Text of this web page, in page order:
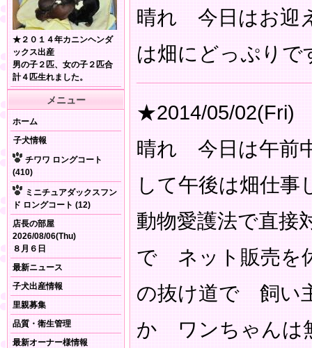
★２０１４年カニンヘンダ
ックス出産
男の子２匹、女の子２匹合
計４匹生れました。
メニュー
ホーム
子犬情報
チワワ ロングコート
(410)
ミニチュアダックスフン
ド ロングコート (12)
店長の部屋
2026/08/06(Thu)
８月６日
最新ニュース
子犬出産情報
里親募集
品質・衛生管理
最新オーナー様情報
晴れ 今日はお迎
は畑にどっぷりで
★2014/05/02(Fri)
晴れ 今日は午前
して午後は畑仕事
動物愛護法で直接
で ネット販売を
の抜け道で 飼い
か ワンちゃんは